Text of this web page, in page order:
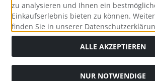
Alle Preise inkl. gesetzl. MwSt. zzgl.
zu analysieren und Ihnen ein
Einkaufserlebnis bieten zu können.
finden Sie in unserer
ALLE AKZEPTIEREN
NUR NOTWENDIGE